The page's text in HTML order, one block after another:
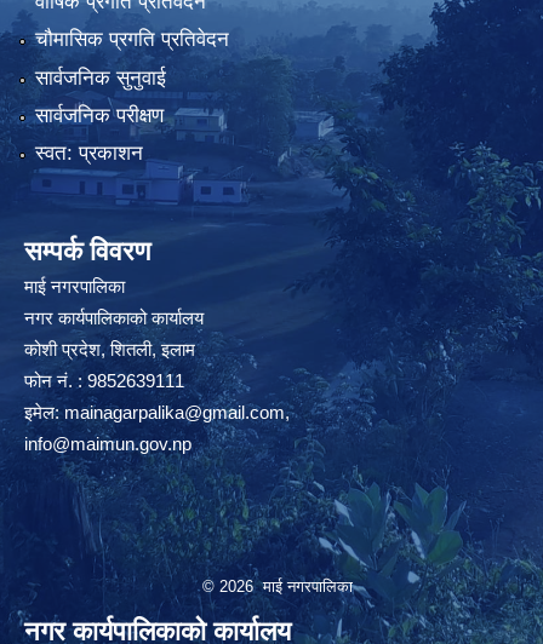
चौमासिक प्रगति प्रतिवेदन
सार्वजनिक सुनुवाई
सार्वजनिक परीक्षण
स्वत: प्रकाशन
सम्पर्क विवरण
माई नगरपालिका
नगर कार्यपालिकाको कार्यालय
कोशी प्रदेश, शितली, इलाम
फोन नं. : 9852639111
इमेल:mainagarpalika@gmail.com,
info@maimun.gov.np
© 2026 माई नगरपालिका
नगर कार्यपालिकाको कार्यालय